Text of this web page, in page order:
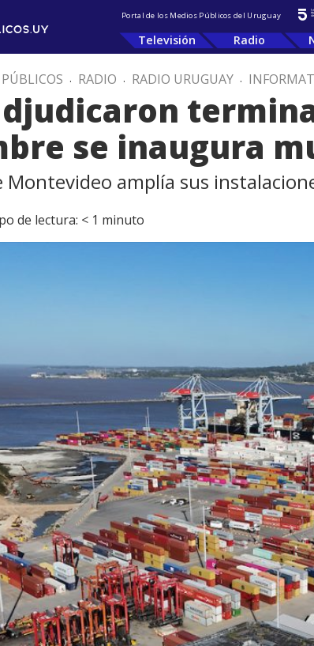
Portal de los Medios Públicos del Uruguay
Televisión Radio
. RADIO . RADIO URUGUAY .
se inaugura
Montevideo amplía sus
de lectura: < 1 minuto